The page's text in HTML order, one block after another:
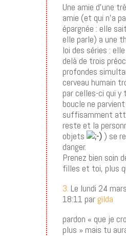
Une amie d’une
amie (et qui n’a
épargnée : elle
elle parle) a une
loi des séries :
delà de trois
profondes
cerveau humain
par celles-ci qui y
boucle ne
suffisamment
reste et la
objets
) se
danger.
Prenez bien soin
filles et toi, plus
3. Le lundi 24
18:11 par gilda
pardon « que je
plus » mais tu